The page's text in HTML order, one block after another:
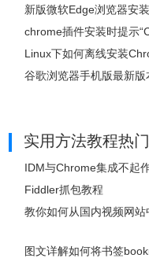
新版微软Edge浏览器安
chrome插件安装时提示
Linux下如何离线安装
谷歌浏览器手机版最新
实用方法教程热
IDM与Chrome集成不起
Fiddler抓包教程
教你如何从国内视频网
图文详解如何将书签